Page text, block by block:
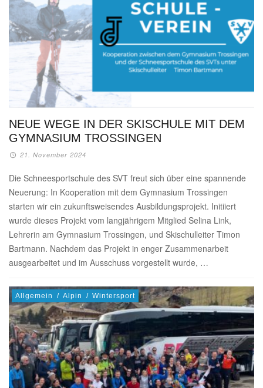
NEUE WEGE IN DER SKISCHULE MIT DEM
GYMNASIUM TROSSINGEN
21. November 2024
Die Schneesportschule des SVT freut sich über eine spannende
Neuerung: In Kooperation mit dem Gymnasium Trossingen
starten wir ein zukunftsweisendes Ausbildungsprojekt. Initiiert
wurde dieses Projekt vom langjährigem Mitglied Selina Link,
Lehrerin am Gymnasium Trossingen, und Skischulleiter Timon
Bartmann. Nachdem das Projekt in enger Zusammenarbeit
ausgearbeitet und im Ausschuss vorgestellt wurde, …
Allgemein / Alpin / Wintersport